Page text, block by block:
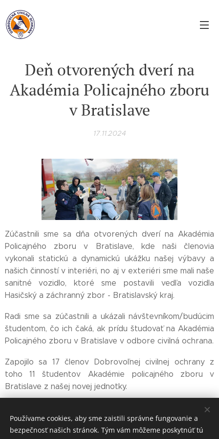
Deň otvorených dverí na
Akadémia Policajného zboru
v Bratislave
17.11.2024
Zúčastnili sme sa dňa otvorených dverí na Akadémia
Policajného zboru v Bratislave, kde naši členovia
vykonali statickú a dynamickú ukážku našej výbavy a
našich činností v interiéri, no aj v exteriéri sme mali naše
sanitné vozidlo, ktoré sme postavili vedľa vozidla
Hasičský a záchranný zbor - Bratislavský kraj.
Radi sme sa zúčastnili a ukázali návštevníkom/budúcim
študentom, čo ich čaká, ak prídu študovať na Akadémia
Policajného zboru v Bratislave v odbore civilná ochrana.
Zapojilo sa 17 členov Dobrovoľnej civilnej ochrany z
toho 11 študentov Akadémie policajného zboru v
Bratislave z našej novej jednotky.
Share
Používame cookies, aby sme zaistili správne fungovanie a
bezpečnosť našich stránok. Tým vám môžeme poskytnúť tú